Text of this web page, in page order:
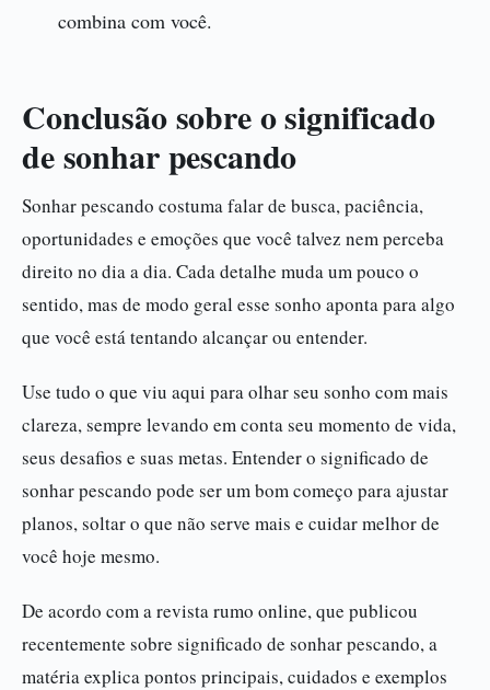
combina com você.
Conclusão sobre o significado
de sonhar pescando
Sonhar pescando costuma falar de busca, paciência,
oportunidades e emoções que você talvez nem perceba
direito no dia a dia. Cada detalhe muda um pouco o
sentido, mas de modo geral esse sonho aponta para algo
que você está tentando alcançar ou entender.
Use tudo o que viu aqui para olhar seu sonho com mais
clareza, sempre levando em conta seu momento de vida,
seus desafios e suas metas. Entender o significado de
sonhar pescando pode ser um bom começo para ajustar
planos, soltar o que não serve mais e cuidar melhor de
você hoje mesmo.
De acordo com a revista rumo online, que publicou
recentemente sobre significado de sonhar pescando, a
matéria explica pontos principais, cuidados e exemplos